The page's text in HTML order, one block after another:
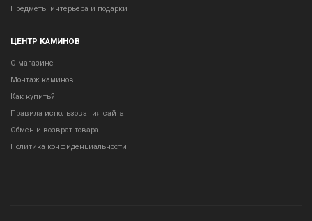
Предметы интерьера и подарки
ЦЕНТР КАМИНОВ
О магазине
Монтаж каминов
Как купить?
Правила использования сайта
Обмен и возврат товара
Политика конфиденциальности